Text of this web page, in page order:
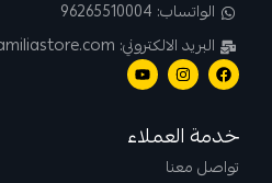
الواتساب: 96265510004
البريد الالكتروني: info@lafamiliastore.com
خدمة العملاء
تواصل معنا